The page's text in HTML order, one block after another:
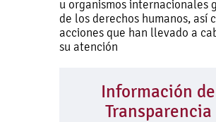
u organismos internacionales
de los derechos humanos, así
acciones que han llevado a
su atención
Información de
Transparencia